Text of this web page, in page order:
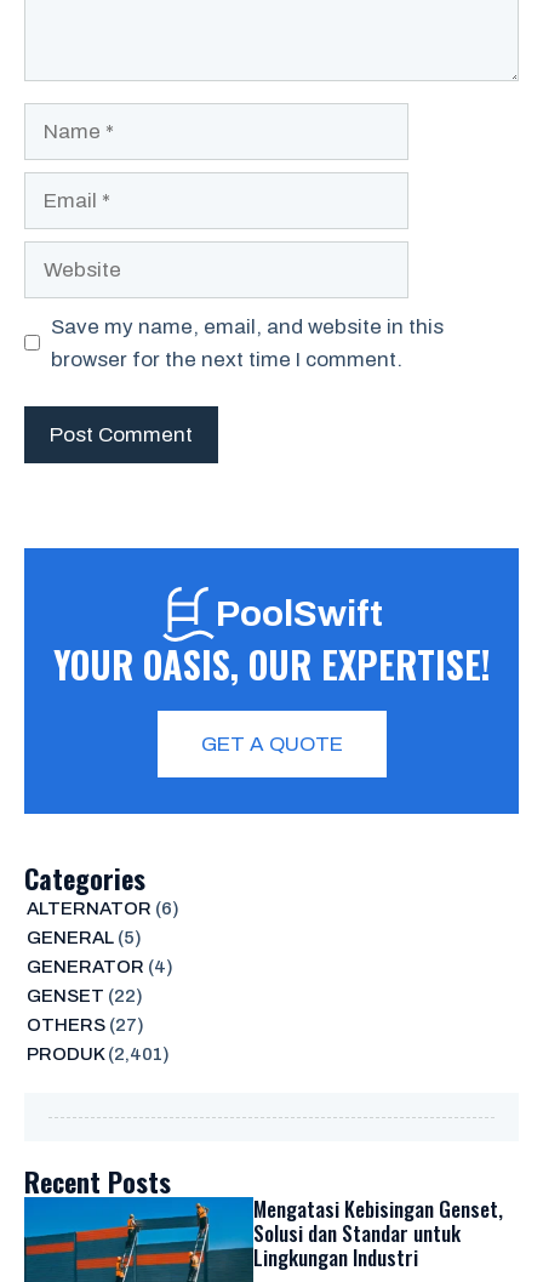
Save my name, email, and website in this
browser for the next time I comment.
PoolSwift
YOUR OASIS, OUR EXPERTISE!
GET A QUOTE
Categories
ALTERNATOR (6)
GENERAL(5)
GENERATOR (4)
GENSET (22)
OTHERS(27)
PRODUK(2,401)
Recent Posts
Mengatasi Kebisingan Genset,
Solusi dan Standar untuk
Lingkungan Industri